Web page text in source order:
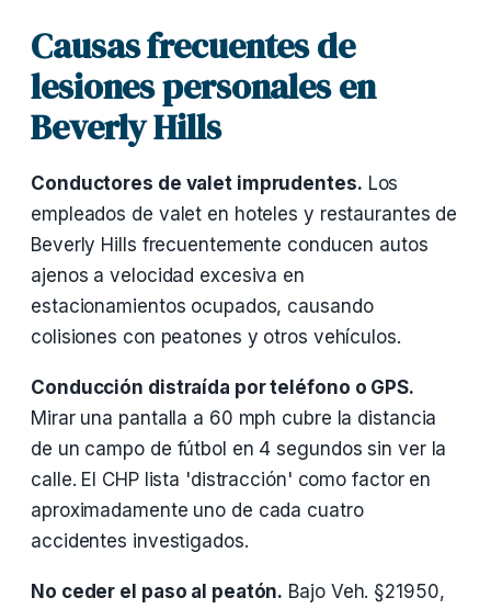
Causas frecuentes de
lesiones personales en
Beverly Hills
Conductores de valet imprudentes. Los
empleados de valet en hoteles y restaurantes de
Beverly Hills frecuentemente conducen autos
ajenos a velocidad excesiva en
estacionamientos ocupados, causando
colisiones con peatones y otros vehículos.
Conducción distraída por teléfono o GPS.
Mirar una pantalla a 60 mph cubre la distancia
de un campo de fútbol en 4 segundos sin ver la
calle. El CHP lista 'distracción' como factor en
aproximadamente uno de cada cuatro
accidentes investigados.
No ceder el paso al peatón. Bajo Veh. §21950,